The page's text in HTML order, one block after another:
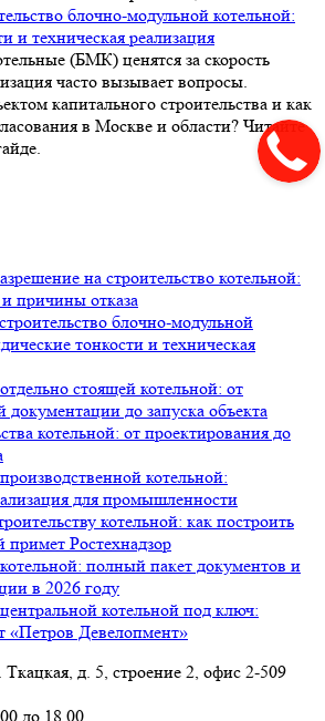
блочно-модульной котельной:
и техническая реализация
(БМК) ценятся за скорость
часто вызывает вопросы.
капитального строительства и как
в Москве и области? Читайте
на строительство котельной:
причины отказа
блочно-модульной
тонкости и техническая
стоящей котельной: от
документации до запуска объекта
котельной: от проектирования до
котельной:
для промышленности
котельной: как построить
примет Ростехнадзор
полный пакет документов и
в 2026 году
котельной под ключ:
«Петров Девелопмент»
Ткацкая, д. 5, строение 2, офис 2-509
до 18.00